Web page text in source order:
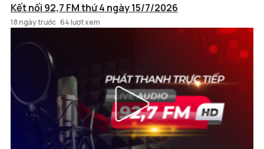
Kết nối 92,7 FM thứ 4 ngày 15/7/2026
18 ngày trước 64 lượt xem